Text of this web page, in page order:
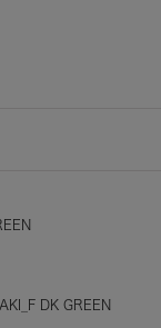
DK GREEN